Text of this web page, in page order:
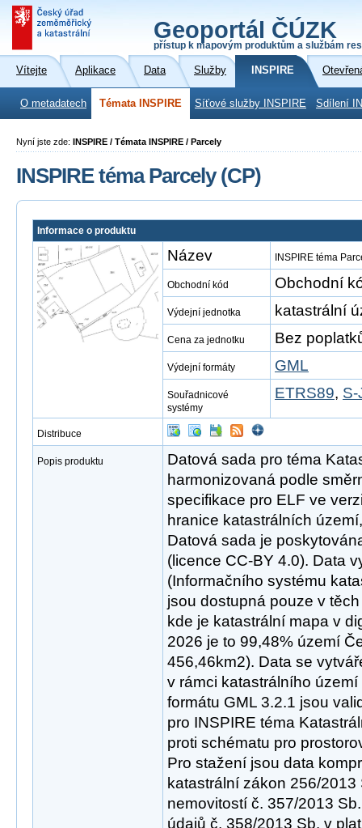
Geoportál ČÚZK
přístup k mapovým produktům a službám
Vítejte Aplikace Data Služby INSPIRE
O metadatech Témata INSPIRE Síťové služby INSPIRE Sdílení
Nyní jste zde: INSPIRE / Témata INSPIRE / Parcely
INSPIRE téma Parcely (CP)
Informace o produktu
Název INSPIRE téma
Obchodní kód Obchodní
Výdejní jednotka katastrální
Cena za jednotku Bez
Výdejní formáty GML
Souřadnicové
systémy
ETRS89, S-
Distribuce
Popis produktu
Datová sada pro téma
harmonizovaná podle
specifikace pro ELF ve
hranice katastrálních
Datová sada je
(licence CC-BY 4.0). Data
(Informačního systému
jsou dostupná pouze v
kde je katastrální mapa v
2026 je to 99,48% území
456,46km2). Data se
v rámci katastrálního
formátu GML 3.2.1 jsou
pro INSPIRE téma
proti schématu pro
Pro stažení jsou data
katastrální zákon 256/
nemovitostí č. 357/2013
údajů č. 358/2013 Sb. v